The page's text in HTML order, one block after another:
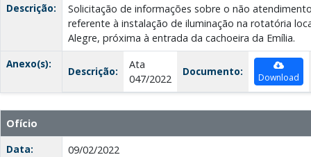
Descrição:
Solicitação de informações sobre o não
referente à instalação de iluminação na rotatória
Alegre, próxima à entrada da cachoeira da Emília.
Anexo(s):
Descrição:
Ata
047/2022
Documento: Download
Ofício
Data:
09/02/2022